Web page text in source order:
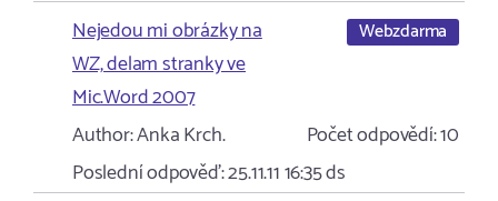
Nejedou mi obrázky na
WZ, delam stranky ve
Mic.Word 2007
Webzdarma
Author:Anka Krch. Počet odpovědí:10
Poslední odpověď:25.11.11 16:35ds